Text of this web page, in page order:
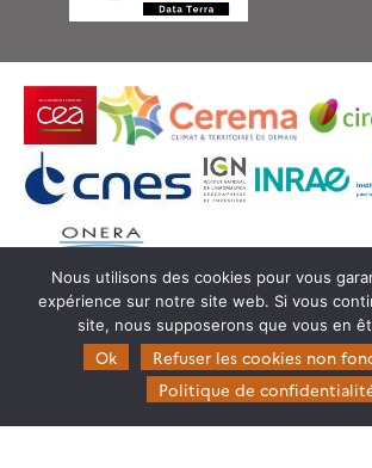
© Copyright Theia -SEDOO (Service
OMP)
Nous utilisons des cookies pour vous
expérience sur notre site web. Si vous
site, nous supposerons que vous en
Ok
Refuser les cookies non
Politique de